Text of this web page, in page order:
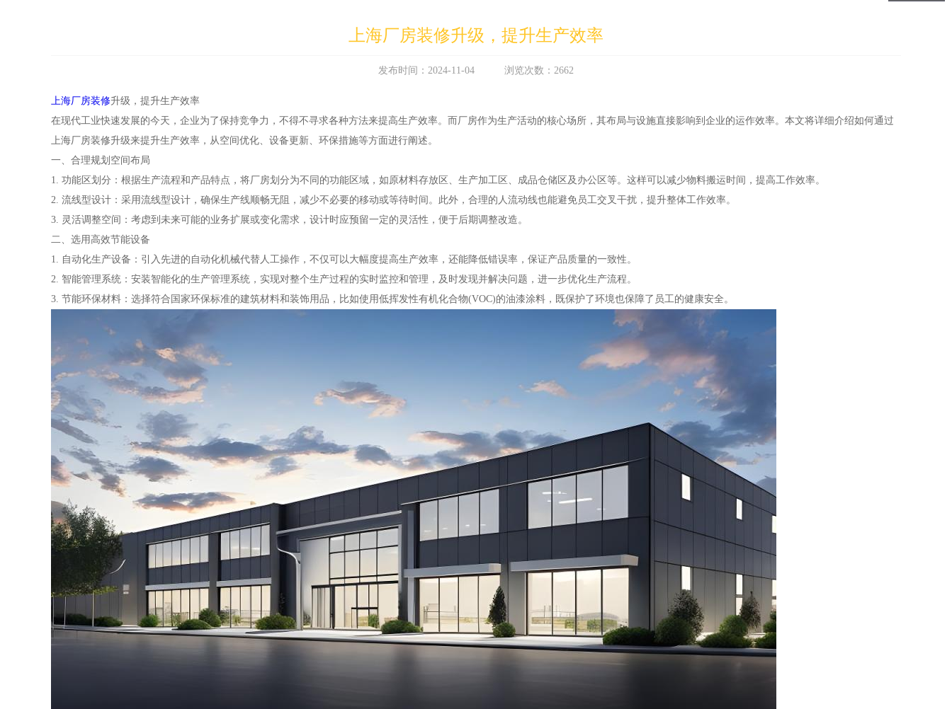
上海厂房装修升级，提升生产效率
发布时间：2024-11-04 浏览次数：2662
上海厂房装修升级，提升生产效率
在现代工业快速发展的今天，企业为了保持竞争力，不得不寻求各种方法来提高生产效率。而厂房作为生产活动的核心场所，其布局与设施直接影响到企业的运作效率。本文将详细介绍如何通过
上海厂房装修升级来提升生产效率，从空间优化、设备更新、环保措施等方面进行阐述。
一、合理规划空间布局
1. 功能区划分：根据生产流程和产品特点，将厂房划分为不同的功能区域，如原材料存放区、生产加工区、成品仓储区及办公区等。这样可以减少物料搬运时间，提高工作效率。
2. 流线型设计：采用流线型设计，确保生产线顺畅无阻，减少不必要的移动或等待时间。此外，合理的人流动线也能避免员工交叉干扰，提升整体工作效率。
3. 灵活调整空间：考虑到未来可能的业务扩展或变化需求，设计时应预留一定的灵活性，便于后期调整改造。
二、选用高效节能设备
1. 自动化生产设备：引入先进的自动化机械代替人工操作，不仅可以大幅度提高生产效率，还能降低错误率，保证产品质量的一致性。
2. 智能管理系统：安装智能化的生产管理系统，实现对整个生产过程的实时监控和管理，及时发现并解决问题，进一步优化生产流程。
3. 节能环保材料：选择符合国家环保标准的建筑材料和装饰用品，比如使用低挥发性有机化合物(VOC)的油漆涂料，既保护了环境也保障了员工的健康安全。